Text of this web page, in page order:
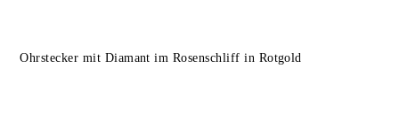
Ohrstecker mit Diamant im Rosenschliff in Rotgold